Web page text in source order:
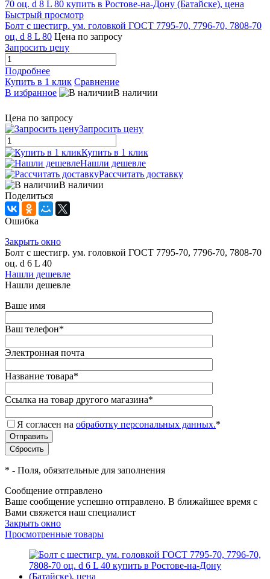
Быстрый просмотр
Болт с шестигр. ум. головкой ГОСТ 7795-70, 7796-70, 7808-70
оц. d 8 L 80 Цена по запросу
Запросить цену
Подробнее
Купить в 1 клик Сравнение
В избранное
В наличии
Цена по запросу
Запросить цену
Купить в 1 клик
Нашли дешевле
Рассчитать доставку
В наличии
Поделиться
Ошибка
Закрыть окно
Болт с шестигр. ум. головкой ГОСТ 7795-70, 7796-70, 7808-70
оц. d 6 L 40
Нашли дешевле
Нашли дешевле
Ваше имя
Ваш телефон*
Электронная почта
Название товара*
Ссылка на товар другого магазина*
Я согласен на обработку персональных данных.*
* - Поля, обязательные для заполнения
Сообщение отправлено
Ваше сообщение успешно отправлено. В ближайшее время с
Вами свяжется наш специалист
Закрыть окно
Просмотренные товары